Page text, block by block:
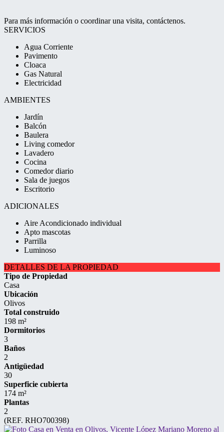
Para más información o coordinar una visita, contáctenos.
SERVICIOS
Agua Corriente
Pavimento
Cloaca
Gas Natural
Electricidad
AMBIENTES
Jardín
Balcón
Baulera
Living comedor
Lavadero
Cocina
Comedor diario
Sala de juegos
Escritorio
ADICIONALES
Aire Acondicionado individual
Apto mascotas
Parrilla
Luminoso
DETALLES DE LA PROPIEDAD
Tipo de Propiedad
Casa
Ubicación
Olivos
Total construido
198 m²
Dormitorios
3
Baños
2
Antigüedad
30
Superficie cubierta
174 m²
Plantas
2
(REF. RHO700398)